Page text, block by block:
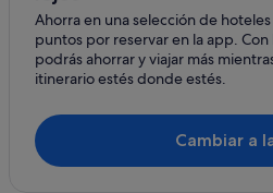
Veryan hoteles
Hoteles con piscina en Condado
Hoteles con bodega en
Castillos en Condado de
St Mawes hoteles
Ahorra en una selección de
puntos por reservar en la app.
podrás ahorrar y viajar más
itinerario estés donde estés.
Cambiar a